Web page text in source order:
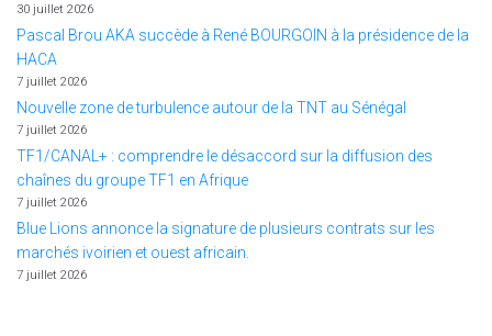
30 juillet 2026
Pascal Brou AKA succède à René BOURGOIN à la présidence de la
HACA
7 juillet 2026
Nouvelle zone de turbulence autour de la TNT au Sénégal
7 juillet 2026
TF1/CANAL+ : comprendre le désaccord sur la diffusion des
chaînes du groupe TF1 en Afrique
7 juillet 2026
Blue Lions annonce la signature de plusieurs contrats sur les
marchés ivoirien et ouest africain.
7 juillet 2026